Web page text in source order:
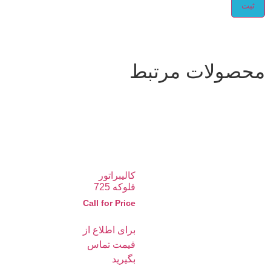
محصولات مرتبط
کالیبراتور
فلوکه 725
Call for Price
برای اطلاع از
قیمت تماس
بگیرید